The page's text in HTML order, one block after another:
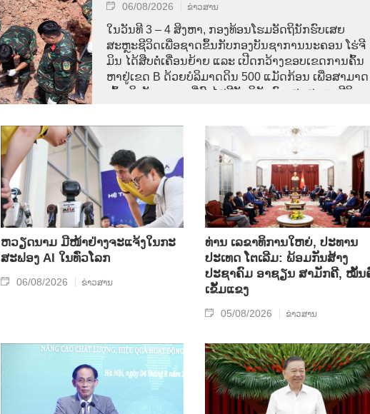
06/08/2026 ຂ່າວສານ
ໃນ​ວັນ​ທີ 3 – 4 ສິງ​ຫາ, ກອງ​ທ້ອນ​ໂຮມ​ອັດ​ຖິ​ນັກ​ຮົບ​ເສຍ​
ສະຫຼະ​ຊີ​ວິດ​ເພື່ອ​ຊາດ​ຂຶ້ນ​ກັບ​ກອງ​ບັນ​ຊາ​ການ​ນະ​ຄອນ ​ໂຮ່​ຈີ​
ມິນ ໄດ້​ສືບ​ຕໍ່​ເຄື່ອນ​ຍ້າຍ ແລະ ເປີດກວ້າງ​ຂອບ​ເຂດ​ການ​ຄົ້ນ​
ຫາຢູ່​ເຂດ B ດ້ວຍບໍລິມາດ​ດິນ 500 ແມັດ​ກ້ອນ ເພື່ອ​ສາມາດ
ເຂົ້າ​ເຖິງ​ບັນ​ດາ​ເຂດ​ທີ່​ສົງ​ໄສ​ມີ​ອັດ​ຖິ​ນັກ​ຮົບ​ເສຍ​ສະຫຼະ​ຊີ​ວິດ​
ຫວຽດນາມ ມີໜ້າຢ່າງຈະແຈ້ງໃນກະ
ສະຟອງ AI ໃນທົ່ວໂລກ
06/08/2026 ຂ່າວສານ
ທ່ານ ເລຂາທິການໃຫຍ່, ປະທານ
ປະເທດ ໂຕເລີມ: ພ້ອມກັນສ້າງ
ປະຊາຄົມ ອາຊຽນ ສາມັກຄີ, ໝັ້ນ
ເຂັ້ມແຂງ
05/08/2026 ຂ່າວສານ